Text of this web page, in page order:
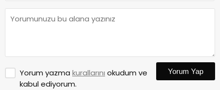
Yorum yazma kurallarını okudum ve
kabul ediyorum.
Yorum Yap